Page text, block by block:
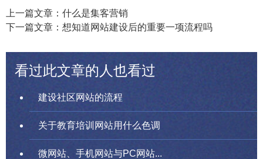
上一篇文章：什么是集客营销
下一篇文章：想知道网站建设后的重要一项流程吗
看过此文章的人也看过
建设社区网站的流程
关于教育培训网站用什么色调
微网站、手机网站与PC网站...